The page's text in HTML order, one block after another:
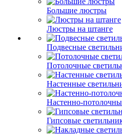
Большие люстры
Люстры на штанге
Подвесные
Потолочные
Настенные
Настенно-
Гипсовые